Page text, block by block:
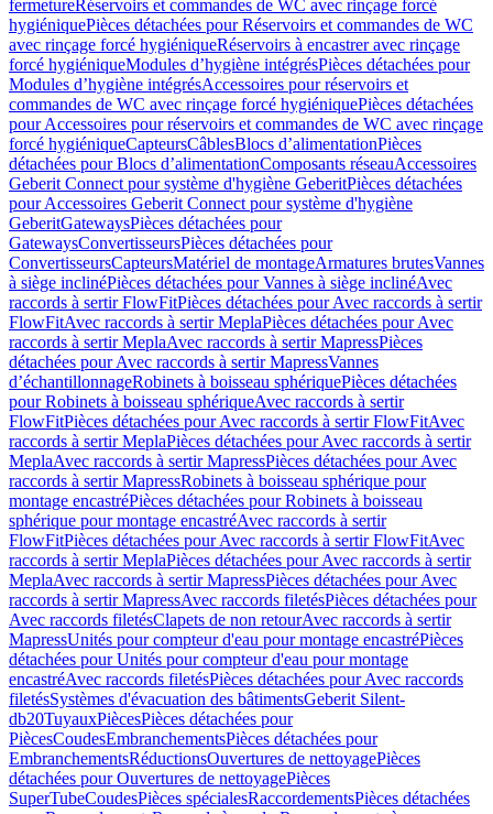
fermetureRéservoirs et commandes de WC avec rinçage forcé
hygiéniquePièces détachées pour Réservoirs et commandes de WC
avec rinçage forcé hygiéniqueRéservoirs à encastrer avec rinçage
forcé hygiéniqueModules d’hygiène intégrésPièces détachées pour
Modules d’hygiène intégrésAccessoires pour réservoirs et
commandes de WC avec rinçage forcé hygiéniquePièces détachées
pour Accessoires pour réservoirs et commandes de WC avec rinçage
forcé hygiéniqueCapteursCâblesBlocs d’alimentationPièces
détachées pour Blocs d’alimentationComposants réseauAccessoires
Geberit Connect pour système d'hygiène GeberitPièces détachées
pour Accessoires Geberit Connect pour système d'hygiène
GeberitGatewaysPièces détachées pour
GatewaysConvertisseursPièces détachées pour
ConvertisseursCapteursMatériel de montageArmatures brutesVannes
à siège inclinéPièces détachées pour Vannes à siège inclinéAvec
raccords à sertir FlowFitPièces détachées pour Avec raccords à sertir
FlowFitAvec raccords à sertir MeplaPièces détachées pour Avec
raccords à sertir MeplaAvec raccords à sertir MapressPièces
détachées pour Avec raccords à sertir MapressVannes
d’échantillonnageRobinets à boisseau sphériquePièces détachées
pour Robinets à boisseau sphériqueAvec raccords à sertir
FlowFitPièces détachées pour Avec raccords à sertir FlowFitAvec
raccords à sertir MeplaPièces détachées pour Avec raccords à sertir
MeplaAvec raccords à sertir MapressPièces détachées pour Avec
raccords à sertir MapressRobinets à boisseau sphérique pour
montage encastréPièces détachées pour Robinets à boisseau
sphérique pour montage encastréAvec raccords à sertir
FlowFitPièces détachées pour Avec raccords à sertir FlowFitAvec
raccords à sertir MeplaPièces détachées pour Avec raccords à sertir
MeplaAvec raccords à sertir MapressPièces détachées pour Avec
raccords à sertir MapressAvec raccords filetésPièces détachées pour
Avec raccords filetésClapets de non retourAvec raccords à sertir
MapressUnités pour compteur d'eau pour montage encastréPièces
détachées pour Unités pour compteur d'eau pour montage
encastréAvec raccords filetésPièces détachées pour Avec raccords
filetésSystèmes d'évacuation des bâtimentsGeberit Silent-
db20TuyauxPiècesPièces détachées pour
PiècesCoudesEmbranchementsPièces détachées pour
EmbranchementsRéductionsOuvertures de nettoyagePièces
détachées pour Ouvertures de nettoyagePièces
SuperTubeCoudesPièces spécialesRaccordementsPièces détachées